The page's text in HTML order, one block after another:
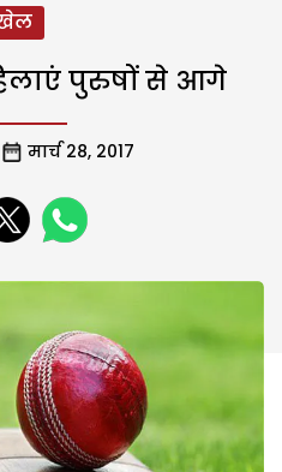
पुरुषों से आगे
मार्च 28, 2017